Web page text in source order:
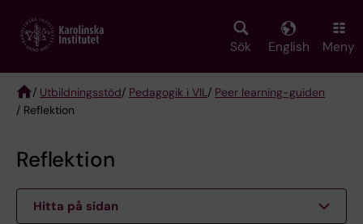
main
Sök English Meny
Breadcrumb
/ Utbildningsstöd/ Pedagogik i VIL/ Peer learning-guiden
/ Reflektion
Reflektion
Hitta på sidan